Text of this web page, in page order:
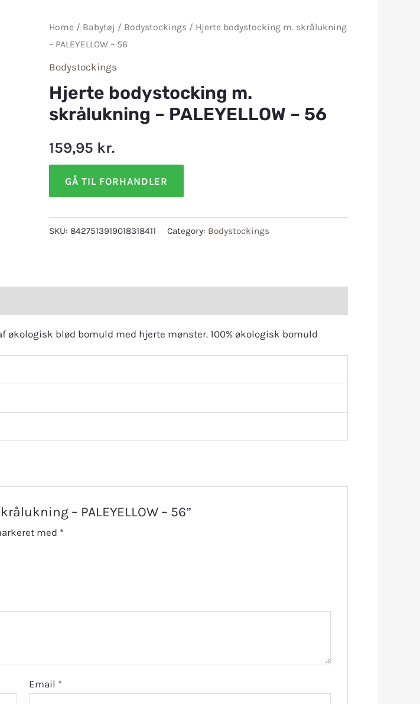
Home / Babytøj / Bodystockings / Hjerte bodystocking m. skrålukning
– PALEYELLOW – 56
Bodystockings
Hjerte bodystocking m.
skrålukning – PALEYELLOW – 56
159,95 kr.
GÅ TIL FORHANDLER
SKU: 8427513919018318411 Category: Bodystockings
blød bomuld med hjerte mønster. 100% økologisk bomuld
– PALEYELLOW – 56”
med *
Email *